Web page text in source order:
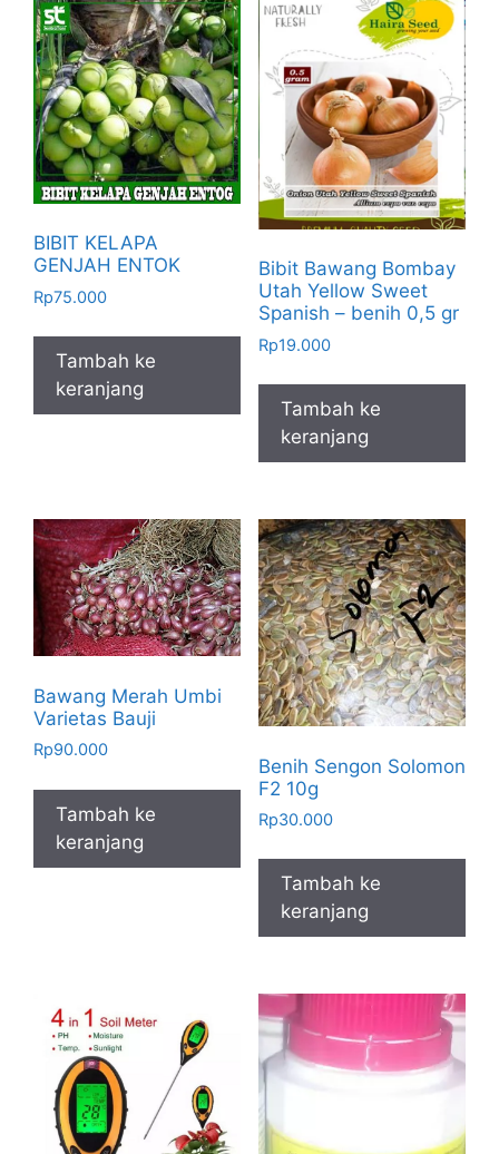
BIBIT KELAPA
GENJAH ENTOK
Rp75.000
Tambah ke
keranjang
Bibit Bawang Bombay
Utah Yellow Sweet
Spanish – benih 0,5 gr
Rp19.000
Tambah ke
keranjang
Bawang Merah Umbi
Varietas Bauji
Rp90.000
Tambah ke
keranjang
Benih Sengon Solomon
F2 10g
Rp30.000
Tambah ke
keranjang